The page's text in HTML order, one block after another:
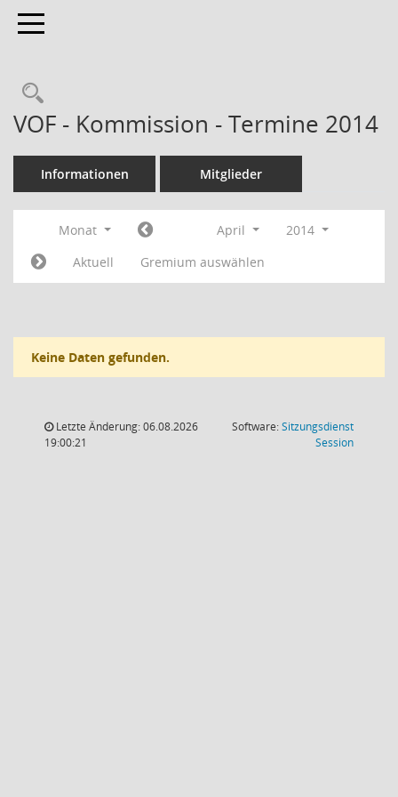
Toggle navigation
Rechercheauswahl
VOF - Kommission - Termine 2014
Informationen Mitglieder
Monat April
2014
Aktuell
Gremium auswählen
Keine Daten gefunden.
Letzte Änderung: 06.08.2026
19:00:21
Software:Sitzungsdienst
Session(Wird in